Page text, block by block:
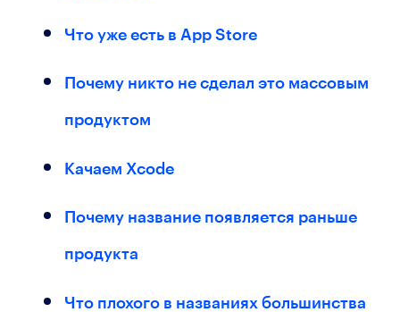
Что уже есть в App Store
Почему никто не сделал это массовым
продуктом
Качаем Xcode
Почему название появляется раньше
продукта
Что плохого в названиях большинства